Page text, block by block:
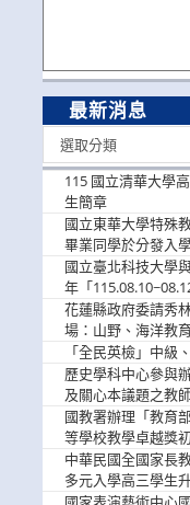
最新消息
選取分類
115 國立清華大學
生簡章
國立東華大學特殊
畢業同學於分發入
國立臺北科技大學
年「
歡迎學生踴躍報名
花蓮縣政府委請秀
場：山野、海洋教
參加
「全民英檢」中級
歷史學科中心參與
及關心本議題之教
國教署辦理「教育
等學校教學卓越獎
中華民國全國家長
多元入學高三學生